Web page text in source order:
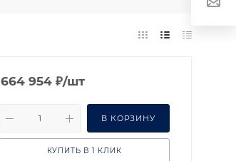
664 954 ₽/шт
В КОРЗИНУ
КУПИТЬ В 1 КЛИК